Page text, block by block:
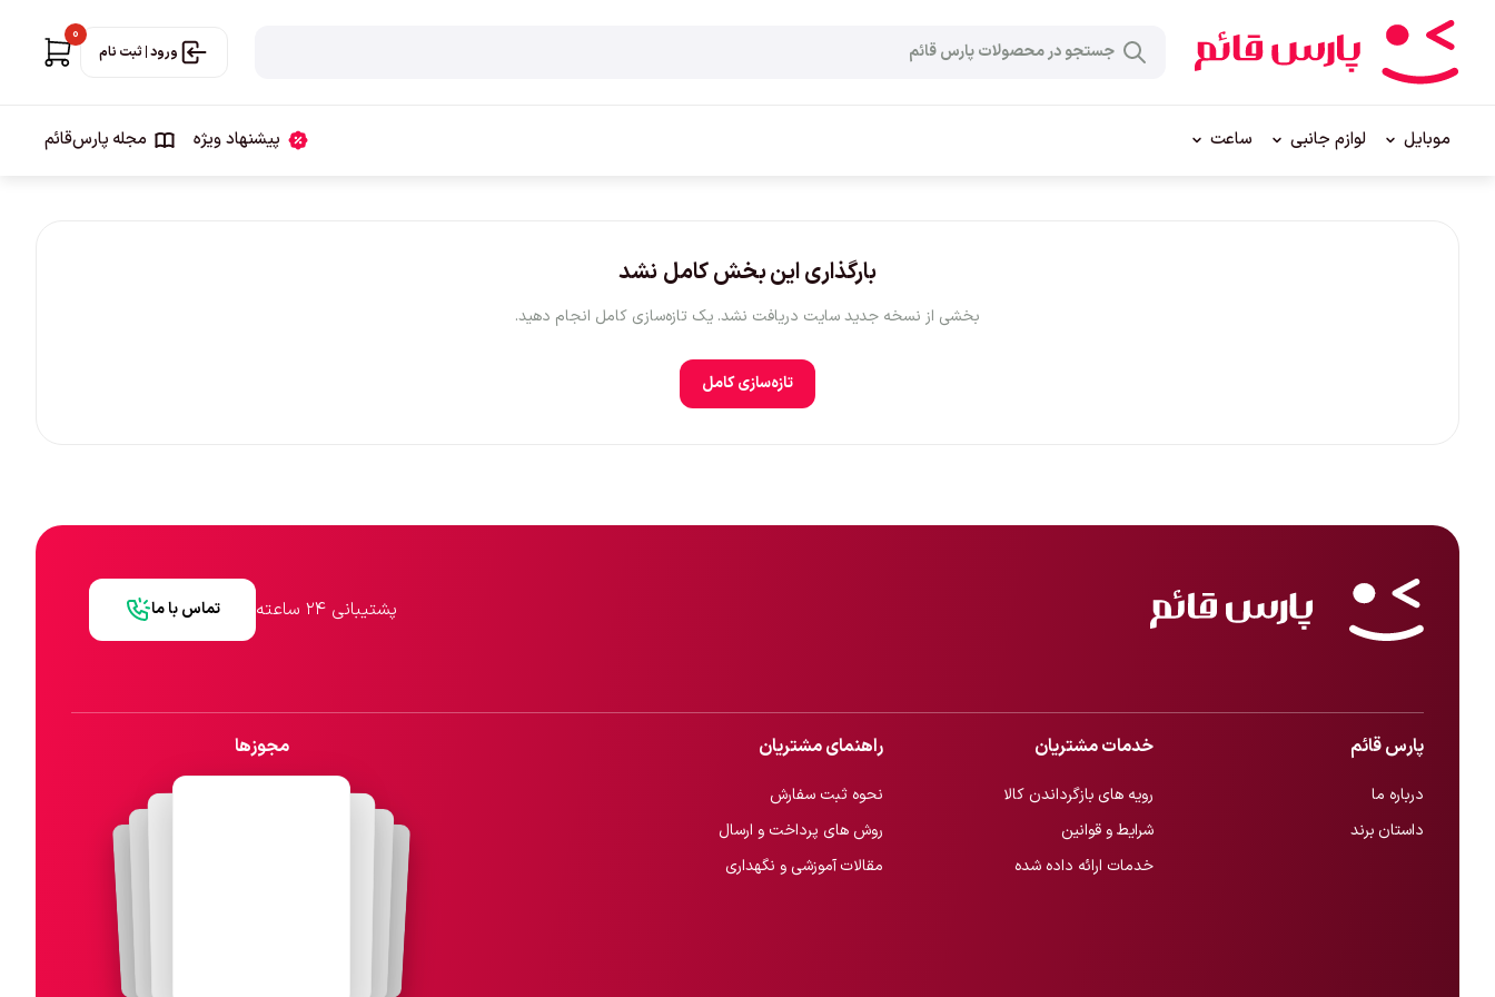
ورود | ثبت نام
0
موبایل لوازم جانبی ساعت پیشنهاد ویژه مجله‌ پارس‌قائم
بارگذاری این بخش کامل نشد
بخشی از نسخه جدید سایت دریافت نشد. یک تازه‌سازی کامل انجام دهید.
تازه‌سازی کامل
پشتیبانی ۲۴ ساعته تماس با ما
پارس قائم
درباره ما
داستان برند
خدمات مشتریان
رویه های بازگرداندن کالا
شرایط و قوانین
خدمات ارائه داده شده
راهنمای مشتریان
نحوه ثبت سفارش
روش های پرداخت و ارسال
مقالات آموزشی و نگهداری
مجوزها